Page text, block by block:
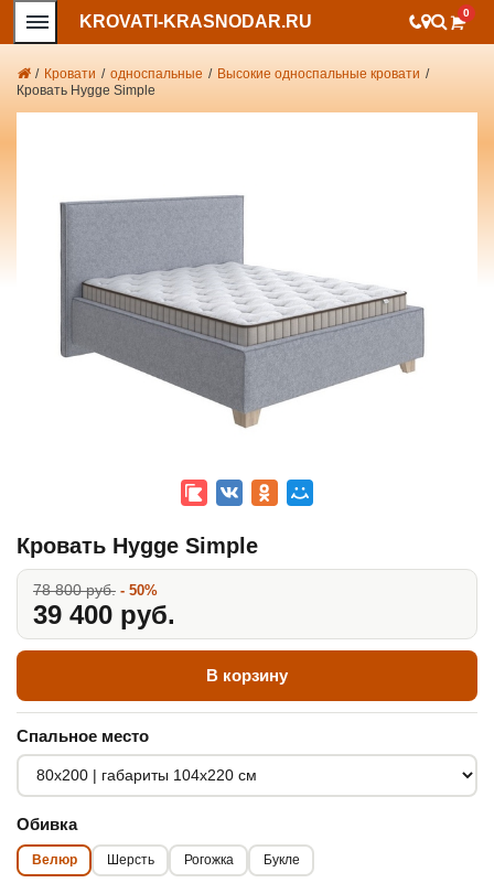
KROVATI-KRASNODAR.RU 0
/ Кровати / односпальные / Высокие односпальные кровати /
Кровать Hygge Simple
Кровать Hygge Simple
78 800 руб. - 50%
39 400 руб.
В корзину
Спальное место
Обивка
Велюр Шерсть Рогожка Букле